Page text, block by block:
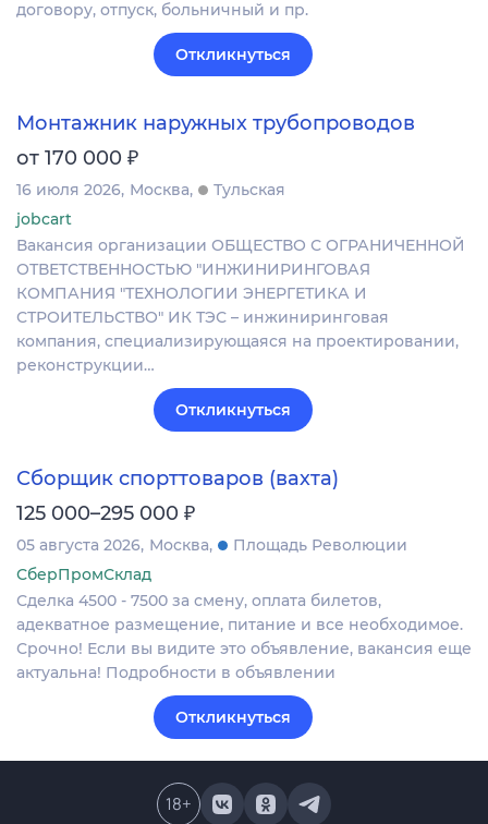
договору, отпуск, больничный и пр.
Откликнуться
Монтажник наружных трубопроводов
от 170 000 ₽
16 июля 2026 Москва
Тульская
jobcart
Вакансия организации ОБЩЕСТВО С ОГРАНИЧЕННОЙ
ОТВЕТСТВЕННОСТЬЮ "ИНЖИНИРИНГОВАЯ
КОМПАНИЯ "ТЕХНОЛОГИИ ЭНЕРГЕТИКА И
СТРОИТЕЛЬСТВО" ИК ТЭС – инжиниринговая
компания, специализирующаяся на проектировании,
реконструкции…
Откликнуться
Сборщик спорттоваров (вахта)
125 000–295 000 ₽
05 августа 2026 Москва
Площадь Революции
СберПромСклад
Сделка 4500 - 7500 за смену, оплата билетов,
адекватное размещение, питание и все необходимое.
Срочно! Если вы видите это объявление, вакансия еще
актуальна! Подробности в объявлении
Откликнуться
18+